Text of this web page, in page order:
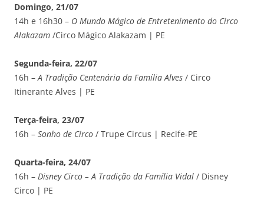
Domingo, 21/07
14h e 16h30 – O Mundo Mágico de Entretenimento do Circo
Alakazam /Circo Mágico Alakazam | PE
Segunda-feira, 22/07
16h – A Tradição Centenária da Família Alves / Circo
Itinerante Alves | PE
Terça-feira, 23/07
16h – Sonho de Circo / Trupe Circus | Recife-PE
Quarta-feira, 24/07
16h – Disney Circo – A Tradição da Família Vidal / Disney
Circo | PE